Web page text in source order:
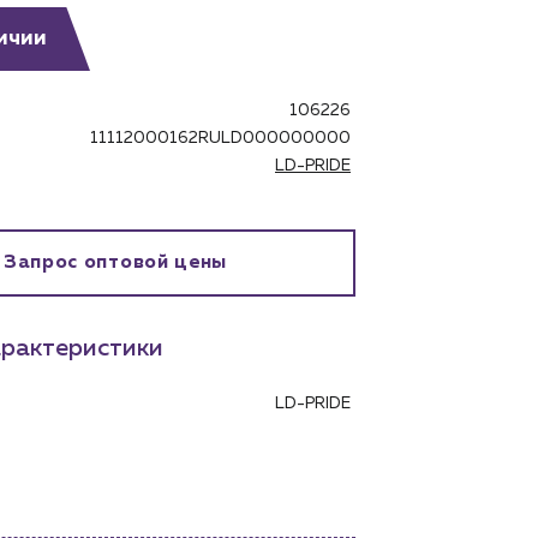
106226
11112000162RULD000000000
LD-PRIDE
Запрос оптовой цены
LD-PRIDE